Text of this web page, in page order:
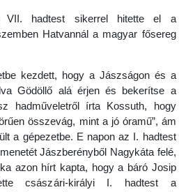
VII. hadtest sikerrel hitette el a
Hatvannál a magyar fősereg
kezdett, hogy a Jászságon és a
Gödöllő alá érjen és bekerítse a
hadműveletről írta Kossuth, hogy
összevág, mint a jó óramű”, ám
a gépezetbe. E napon az I. hadtest
Jászberényből Nagykáta felé,
azon hírt kapta, hogy a báró Josip
császári-királyi I. hadtest a